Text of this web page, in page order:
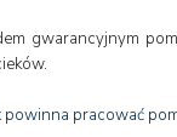
gwarancyjnym
powinna pracować